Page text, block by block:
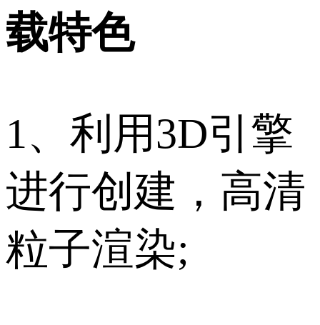
载特色
1、利用3D引擎
进行创建，高清
粒子渲染;